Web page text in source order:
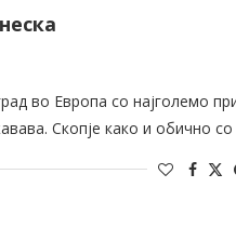
во Европа со најголемо
Скопје како и обично